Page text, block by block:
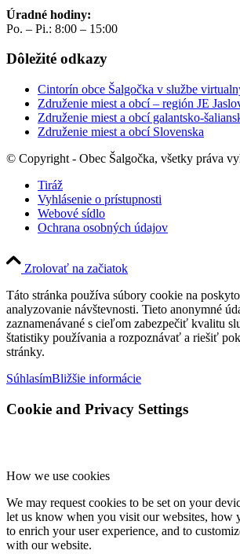
Úradné hodiny:
Po. – Pi.: 8:00 – 15:00
Dôležité odkazy
Cintorín obce Šalgočka v službe
Združenie miest a obcí – región JE
Združenie miest a obcí galantsko-
Združenie miest a obcí Slovenska
© Copyright - Obec Šalgočka, všetky práva
Tiráž
Vyhlásenie o prístupnosti
Webové sídlo
Ochrana osobných údajov
Zrolovať na začiatok
Táto stránka používa súbory cookie na
analyzovanie návštevnosti. Tieto anonymné
zaznamenávané s cieľom zabezpečiť kvalitu
štatistiky používania a rozpoznávať a riešiť
stránky.
SúhlasímBližšie informácie
Cookie and Privacy Settings
How we use cookies
We may request cookies to be set on your
let us know when you visit our websites, how
to enrich your user experience, and to
with our website.